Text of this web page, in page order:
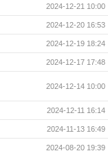
2024-12-21 10:00
2024-12-20 16:53
2024-12-19 18:24
2024-12-17 17:48
2024-12-14 10:00
2024-12-11 16:14
2024-11-13 16:49
2024-08-20 19:39